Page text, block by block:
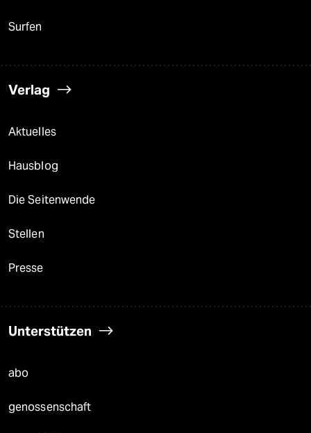
Surfen
Verlag
Aktuelles
Hausblog
Die Seitenwende
Stellen
Presse
Unterstützen
abo
genossenschaft